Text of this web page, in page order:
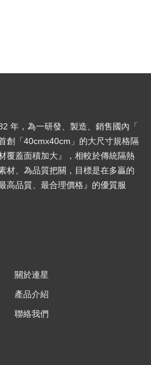
年，為一研發、製造、銷售國內「
創「40cmx40cm」的大尺寸規格隔
覆蓋面積加大』，相較於傳統隔熱
材、為品質把關，目標是在多贏的
高品質、最合理價格』的優質服
關於連星
產品介紹
聯絡我們